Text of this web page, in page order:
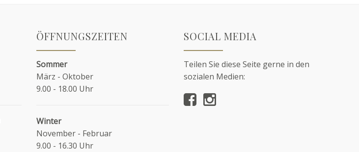
ÖFFNUNGSZEITEN
Sommer
März - Oktober
9.00 - 18.00 Uhr
Winter
November - Februar
9.00 - 16.30 Uhr
SOCIAL MEDIA
Teilen Sie diese Seite gerne in den
sozialen Medien: